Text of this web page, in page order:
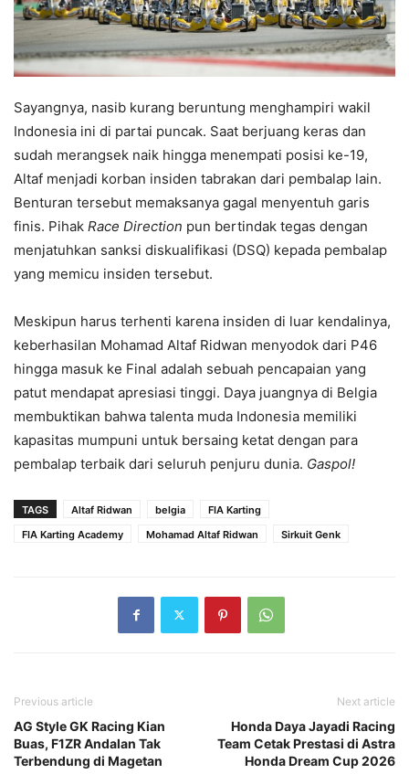
Sayangnya, nasib kurang beruntung menghampiri wakil
Indonesia ini di partai puncak. Saat berjuang keras dan
sudah merangsek naik hingga menempati posisi ke-19,
Altaf menjadi korban insiden tabrakan dari pembalap lain.
Benturan tersebut memaksanya gagal menyentuh garis
finis. Pihak Race Direction pun bertindak tegas dengan
menjatuhkan sanksi diskualifikasi (DSQ) kepada pembalap
yang memicu insiden tersebut.
Meskipun harus terhenti karena insiden di luar kendalinya,
keberhasilan Mohamad Altaf Ridwan menyodok dari P46
hingga masuk ke Final adalah sebuah pencapaian yang
patut mendapat apresiasi tinggi. Daya juangnya di Belgia
membuktikan bahwa talenta muda Indonesia memiliki
kapasitas mumpuni untuk bersaing ketat dengan para
pembalap terbaik dari seluruh penjuru dunia. Gaspol!
TAGS Altaf Ridwan belgia
FIA Karting
FIA Karting Academy
Mohamad Altaf Ridwan Sirkuit Genk
Previous article
AG Style GK Racing Kian
Buas, F1ZR Andalan Tak
Terbendung di Magetan
Next article
Honda Daya Jayadi Racing
Team Cetak Prestasi di Astra
Honda Dream Cup 2026